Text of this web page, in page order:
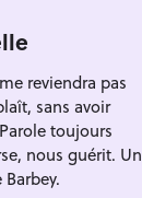
reviendra pas
sans avoir
toujours
nous guérit. Un